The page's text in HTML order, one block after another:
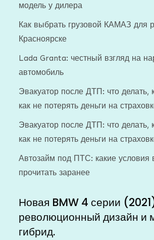
модель у дилера
Как выбрать грузовой КАМАЗ для
Красноярске
Lada Granta: честный взгляд на
автомобиль
Эвакуатор после ДТП: что делать,
как не потерять деньги на
Эвакуатор после ДТП: что делать,
как не потерять деньги на
Автозайм под ПТС: какие условия
прочитать заранее
Новая BMW 4 серии
революционный дизайн и
гибрид.